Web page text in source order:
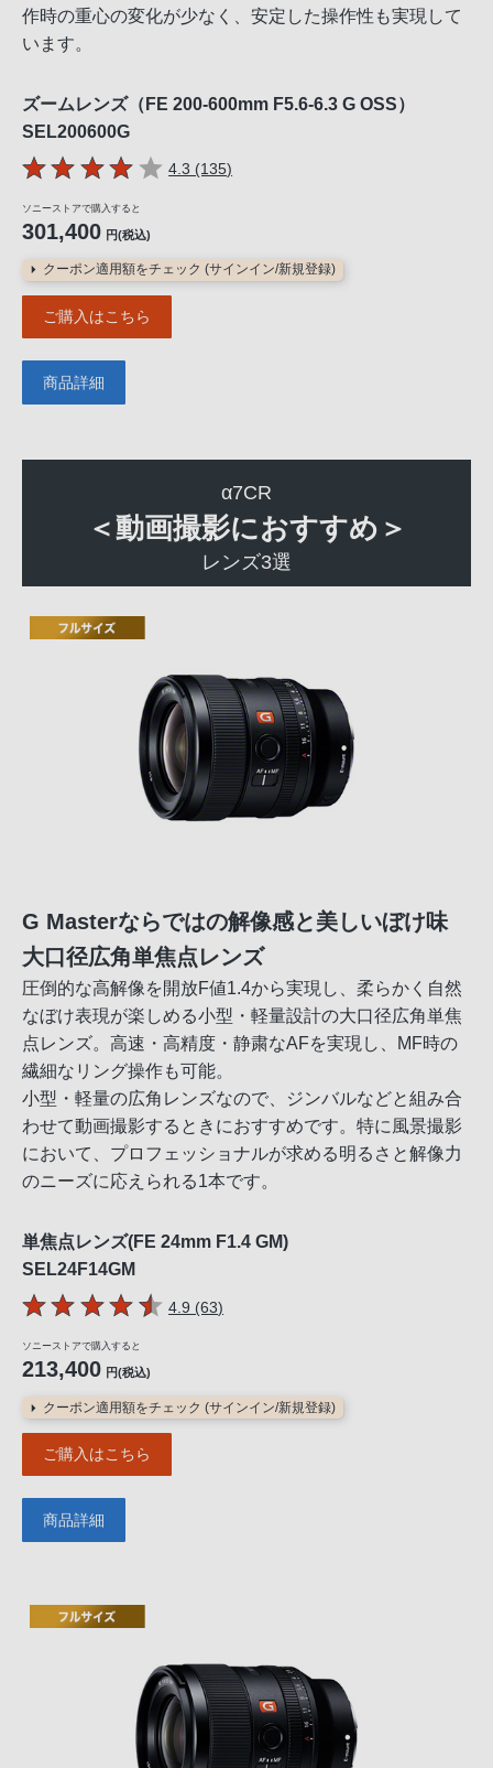
作時の重心の変化が少なく、安定した操作性も実現して
います。
ズームレンズ（FE 200-600mm F5.6-6.3 G OSS）
SEL200600G
5つの星のうち
4.3 (135件のレビュー
)
ソニーストアで購入すると
301,400 円(税込)
クーポン適用額をチェック (サインイン/新規登録)
ご購入はこちら
商品詳細
α7CR
＜動画撮影におすすめ＞
レンズ3選
G Masterならではの解像感と美しいぼけ味
大口径広角単焦点レンズ
圧倒的な高解像を開放F値1.4から実現し、柔らかく自然
なぼけ表現が楽しめる小型・軽量設計の大口径広角単焦
点レンズ。高速・高精度・静粛なAFを実現し、MF時の
繊細なリング操作も可能。
小型・軽量の広角レンズなので、ジンバルなどと組み合
わせて動画撮影するときにおすすめです。特に風景撮影
において、プロフェッショナルが求める明るさと解像力
のニーズに応えられる1本です。
単焦点レンズ(FE 24mm F1.4 GM)
SEL24F14GM
5つの星のうち
4.9 (63件のレビュー
)
ソニーストアで購入すると
213,400 円(税込)
クーポン適用額をチェック (サインイン/新規登録)
ご購入はこちら
商品詳細